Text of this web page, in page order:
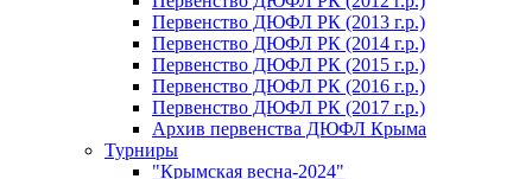
Первенство ДЮФЛ РК (2013 г.р.)
Первенство ДЮФЛ РК (2014 г.р.)
Первенство ДЮФЛ РК (2015 г.р.)
Первенство ДЮФЛ РК (2016 г.р.)
Первенство ДЮФЛ РК (2017 г.р.)
Архив первенства ДЮФЛ Крыма
Турниры
"Крымская весна-2024"